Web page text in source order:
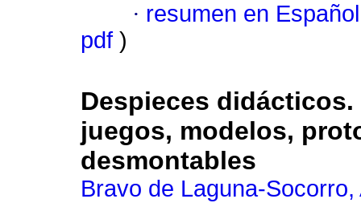
· resumen en Español
pdf )
Despieces
juegos, modelos,
desmontables
Bravo de Laguna-Socorro,